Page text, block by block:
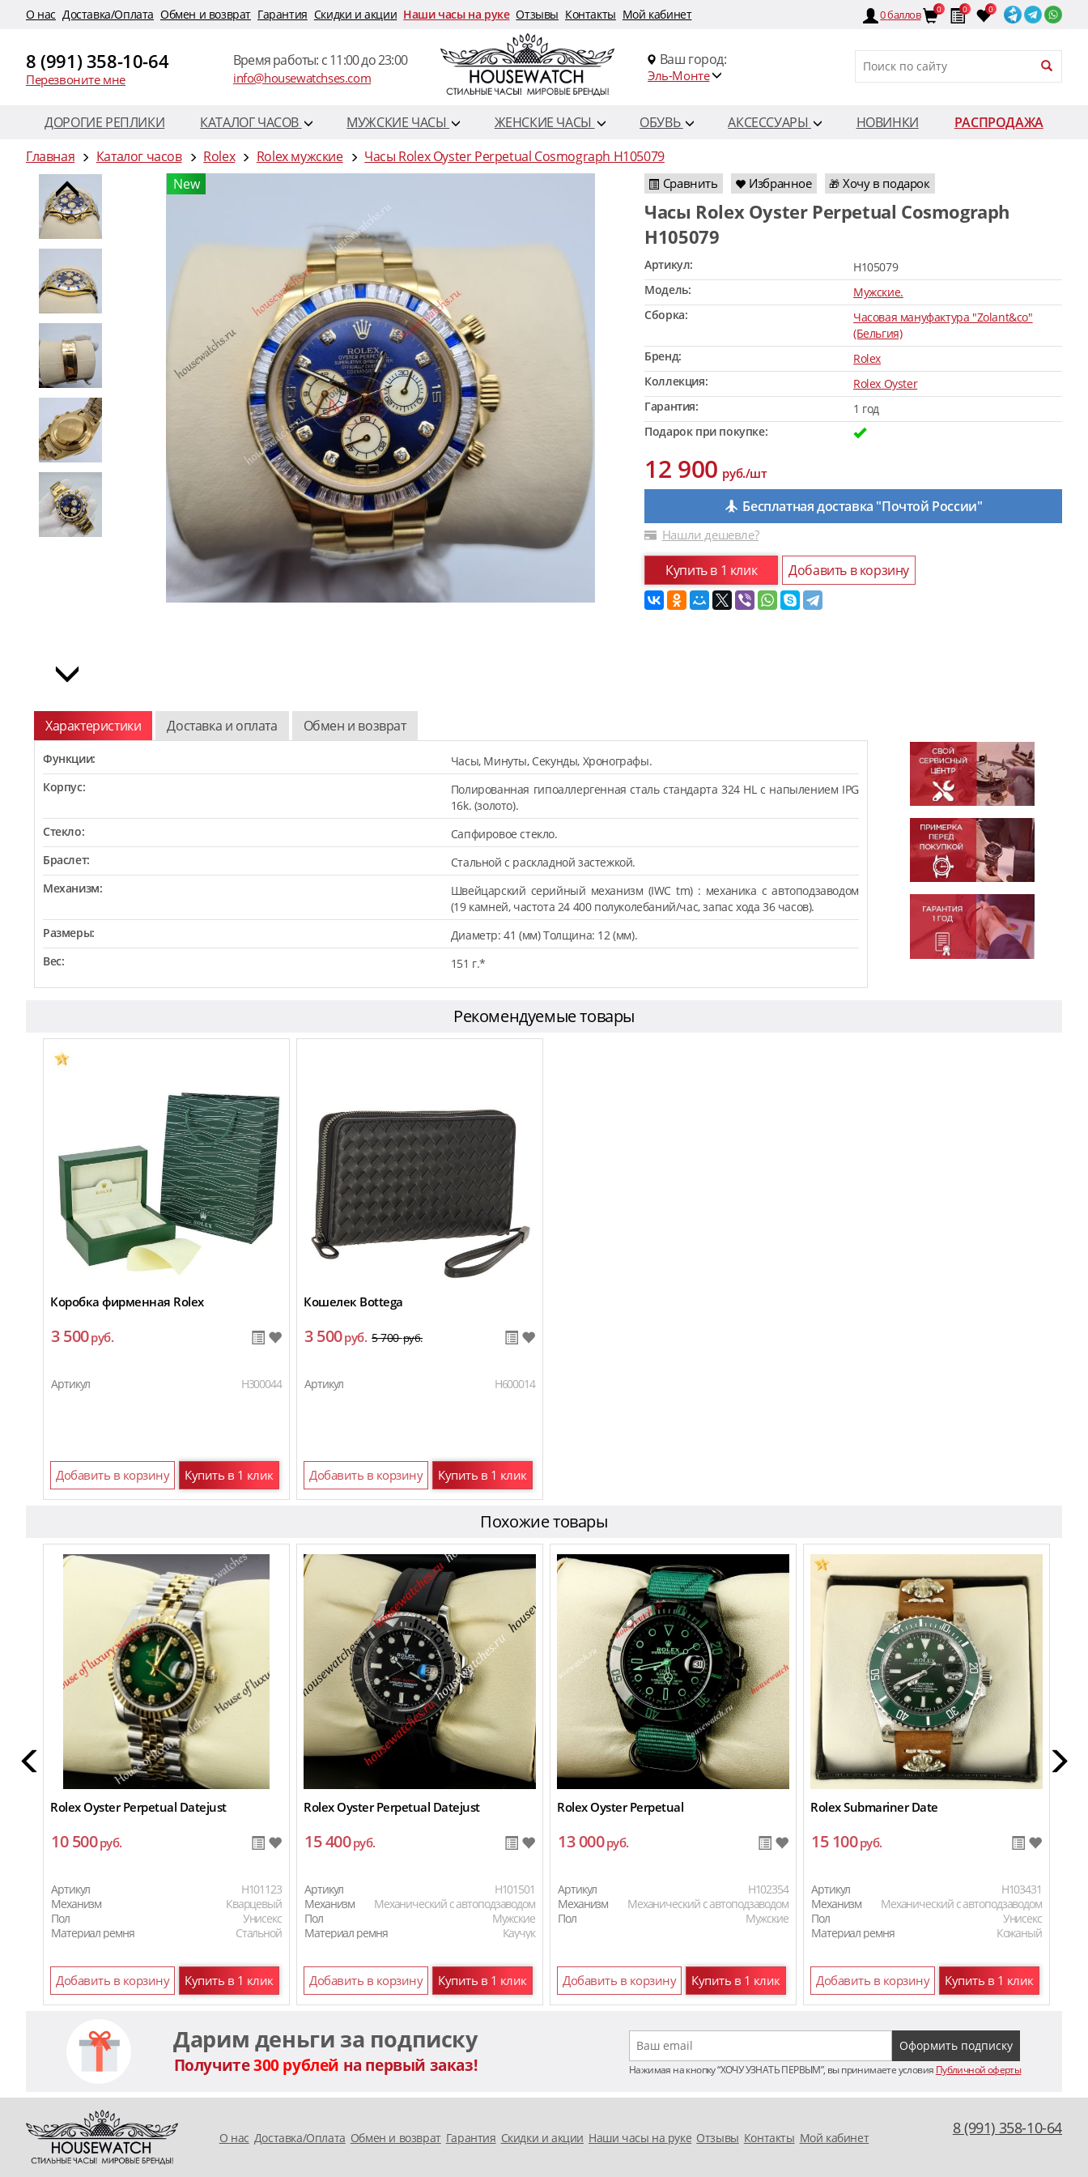
O нас Доставка/Оплата Обмен и возврат Гарантия Скидки и акции Наши часы на руке Отзывы Контакты Мой кабинет 0баллов 0 0 0
8 (991) 358-10-64
Перезвоните мне
Время работы: c 11:00 до 23:00
info@housewatchses.com
Ваш город:
Эль-Монте
ДОРОГИЕ РЕПЛИКИ КАТАЛОГ ЧАСОВ МУЖСКИЕ ЧАСЫ ЖЕНСКИЕ ЧАСЫ ОБУВЬ АКСЕССУАРЫ НОВИНКИ
РАСПРОДАЖА
Главная
Каталог часов Rolex Rolex мужские
Часы Rolex Oyster Perpetual Cosmograph H105079
New
Сравнить Избранное 🎁 Хочу в подарок
Часы Rolex Oyster Perpetual Cosmograph
H105079
Артикул:
H105079
Модель:
Мужские.
Сборка:
Часовая мануфактура "Zolant&co"
(Бельгия)
Бренд:
Rolex
Коллекция:
Rolex Oyster
Гарантия:
1 год
Подарок при покупке:
12 900руб./шт
Бесплатная доставка "Почтой России"
Нашли дешевле?
Купить в 1 клик Добавить в корзину
Характеристики Доставка и оплата Обмен и возврат
Функции:
Часы, Минуты, Секунды, Хронографы.
Корпус:
Полированная гипоаллергенная сталь стандарта 324 HL с напылением IPG
16k. (золото).
Стекло:
Сапфировое стекло.
Браслет:
Стальной с раскладной застежкой.
Механизм:
Швейцарский серийный механизм (IWC tm) : механика с автоподзаводом
(19 камней, частота 24 400 полуколебаний/час, запас хода 36 часов).
Размеры:
Диаметр: 41 (мм) Толщина: 12 (мм).
Вес:
151 г.*
Рекомендуемые товары
Коробка фирменная Rolex
3 500руб.
Артикул H300044
Добавить в корзину Купить в 1 клик
Кошелек Bottega
3 500руб. 5 700руб.
Артикул H600014
Добавить в корзину Купить в 1 клик
Похожие товары
Rolex Oyster Perpetual Datejust
10 500руб.
Артикул
H101123
Механизм
Кварцевый
Пол
Унисекс
Материал ремня
Стальной
Добавить в корзину Купить в 1 клик
Rolex Oyster Perpetual Datejust
15 400руб.
Артикул
H101501
Механизм
Механический с автоподзаводом
Пол
Мужские
Материал ремня
Каучук
Добавить в корзину Купить в 1 клик
Rolex Oyster Perpetual
13 000руб.
Артикул
H102354
Механизм
Механический с автоподзаводом
Пол
Мужские
Добавить в корзину Купить в 1 клик
Rolex Submariner Date
15 100руб.
Артикул
H103431
Механизм
Механический с автоподзаводом
Пол
Унисекс
Материал ремня
Кожаный
Добавить в корзину Купить в 1 клик
Дарим деньги за подписку
Получите300 рублей на первый заказ! Нажимая на кнопку “ХОЧУ УЗНАТЬ ПЕРВЫМ”, вы принимаете условия Публичной оферты
O нас Доставка/Оплата Обмен и возврат Гарантия Скидки и акции Наши часы на руке Отзывы Контакты Мой кабинет
8 (991) 358-10-64